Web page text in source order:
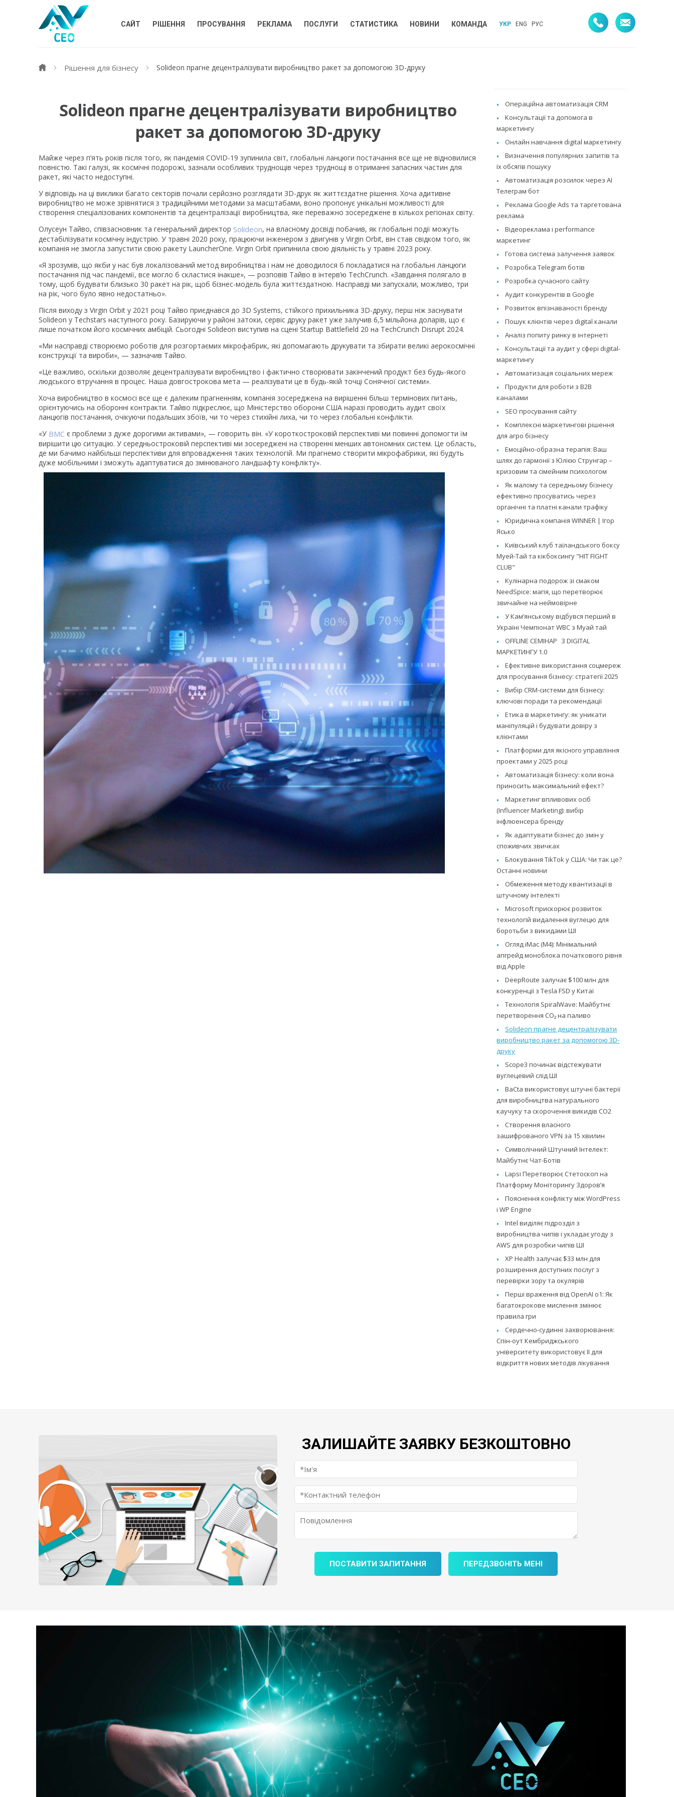
САЙТ РІШЕННЯ ПРОСУВАННЯ РЕКЛАМА ПОСЛУГИ СТАТИСТИКА НОВИНИ КОМАНДА УКР ENG РУС
Рішення для бізнесу Solideon прагне децентралізувати виробництво ракет за допомогою 3D-друку
Solideon прагне децентралізувати виробництво
ракет за допомогою 3D-друку
Майже через п’ять років після того, як пандемія COVID-19 зупинила світ, глобальні ланцюги постачання все ще не відновилися
повністю. Такі галузі, як космічні подорожі, зазнали особливих труднощів через труднощі в отриманні запасних частин для
ракет, які часто недоступні.
У відповідь на ці виклики багато секторів почали серйозно розглядати 3D-друк як життєздатне рішення. Хоча адитивне
виробництво не може зрівнятися з традиційними методами за масштабами, воно пропонує унікальні можливості для
створення спеціалізованих компонентів та децентралізації виробництва, яке переважно зосереджене в кількох регіонах світу.
Олусеун Тайво, співзасновник та генеральний директор Solideon, на власному досвіді побачив, як глобальні події можуть
дестабілізувати космічну індустрію. У травні 2020 року, працюючи інженером з двигунів у Virgin Orbit, він став свідком того, як
компанія не змогла запустити свою ракету LauncherOne. Virgin Orbit припинила свою діяльність у травні 2023 року.
«Я зрозумів, що якби у нас був локалізований метод виробництва і нам не доводилося б покладатися на глобальні ланцюги
постачання під час пандемії, все могло б скластися інакше», — розповів Тайво в інтерв’ю TechCrunch. «Завдання полягало в
тому, щоб будувати близько 30 ракет на рік, щоб бізнес-модель була життєздатною. Насправді ми запускали, можливо, три
на рік, чого було явно недостатньо».
Після виходу з Virgin Orbit у 2021 році Тайво приєднався до 3D Systems, стійкого прихильника 3D-друку, перш ніж заснувати
Solideon у Techstars наступного року. Базируючи у районі затоки, сервіс друку ракет уже залучив 6,5 мільйона доларів, що є
лише початком його космічних амбіцій. Сьогодні Solideon виступив на сцені Startup Battlefield 20 на TechCrunch Disrupt 2024.
«Ми насправді створюємо роботів для розгортаємих мікрофабрик, які допомагають друкувати та збирати великі аерокосмічні
конструкції та вироби», — зазначив Тайво.
«Це важливо, оскільки дозволяє децентралізувати виробництво і фактично створювати закінчений продукт без будь-якого
людського втручання в процес. Наша довгострокова мета — реалізувати це в будь-якій точці Сонячної системи».
Хоча виробництво в космосі все ще є далеким прагненням, компанія зосереджена на вирішенні більш термінових питань,
орієнтуючись на оборонні контракти. Тайво підкреслює, що Міністерство оборони США наразі проводить аудит своїх
ланцюгів постачання, очікуючи подальших збоїв, чи то через стихійні лиха, чи то через глобальні конфлікти.
«У ВМС є проблеми з дуже дорогими активами», — говорить він. «У короткостроковій перспективі ми повинні допомогти їм
вирішити цю ситуацію. У середньостроковій перспективі ми зосереджені на створенні менших автономних систем. Це область,
де ми бачимо найбільші перспективи для впровадження таких технологій. Ми прагнемо створити мікрофабрики, які будуть
дуже мобільними і зможуть адаптуватися до змінюваного ландшафту конфлікту».
Операційна автоматизація CRM
Консультації та допомога в
маркетингу
Онлайн навчання digital маркетингу
Визначення популярних запитів та
їх обсягів пошуку
Автоматизація розсилок через AI
Телеграм бот
Реклама Google Ads та таргетована
реклама
Відеореклама і performance
маркетинг
Готова система залучення заявок
Розробка Telegram ботів
Розробка сучасного сайту
Аудит конкурентів в Google
Розвиток впізнаваності бренду
Пошук клієнтів через digital канали
Аналіз попиту ринку в інтернеті
Консультації та аудит у сфері digital-
маркетингу
Автоматизація соціальних мереж
Продукти для роботи з B2B
каналами
SEO просування сайту
Комплексні маркетингові рішення
для агро бізнесу
Емоційно-образна терапія: Ваш
шлях до гармонії з Юлією Струнгар –
кризовим та сімейним психологом
Як малому та середньому бізнесу
ефективно просуватись через
органічні та платні канали трафіку
Юридична компанія WINNER | Ігор
Ясько
Київський клуб таїландського боксу
Муей-Тай та кікбоксингу "HIT FIGHT
CLUB"
Кулінарна подорож зі смаком
NeedSpice: магія, що перетворює
звичайне на неймовірне
У Камʼянському відбувся перший в
Україні Чемпіонат WBC з Муай тай
OFFLINE СЕМІНАР З DIGITAL
МАРКЕТИНГУ 1.0
Ефективне використання соцмереж
для просування бізнесу: стратегії 2025
Вибір CRM-системи для бізнесу:
ключові поради та рекомендації
Етика в маркетингу: як уникати
маніпуляцій і будувати довіру з
клієнтами
Платформи для якісного управління
проектами у 2025 році
Автоматизація бізнесу: коли вона
приносить максимальний ефект?
Маркетинг впливових осіб
(Influencer Marketing): вибір
інфлюенсера бренду
Як адаптувати бізнес до змін у
споживчих звичках
Блокування TikTok у США: Чи так це?
Останні новини
Обмеження методу квантизації в
штучному інтелекті
Microsoft прискорює розвиток
технологій видалення вуглецю для
боротьби з викидами ШІ
Огляд iMac (M4): Мінімальний
апгрейд моноблока початкового рівня
від Apple
DeepRoute залучає $100 млн для
конкуренції з Tesla FSD у Китаї
Технологія SpiralWave: Майбутнє
перетворення CO₂ на паливо
Solideon прагне децентралізувати
виробництво ракет за допомогою 3D-
друку
Scope3 починає відстежувати
вуглецевий слід ШІ
BaCta використовує штучні бактерії
для виробництва натурального
каучуку та скорочення викидів CO2
Створення власного
зашифрованого VPN за 15 хвилин
Символічний Штучний Інтелект:
Майбутнє Чат-Ботів
Lapsi Перетворює Стетоскоп на
Платформу Моніторингу Здоров’я
Пояснення конфлікту між WordPress
і WP Engine
Intel виділяє підрозділ з
виробництва чипів і укладає угоду з
AWS для розробки чипів ШІ
XP Health залучає $33 млн для
розширення доступних послуг з
перевірки зору та окулярів
Перші враження від OpenAI o1: Як
багатокрокове мислення змінює
правила гри
Сердечно-судинні захворювання:
Спін-оут Кембриджського
університету використовує ІІ для
відкриття нових методів лікування
ЗАЛИШАЙТЕ ЗАЯВКУ БЕЗКОШТОВНО
ПОСТАВИТИ ЗАПИТАННЯ ПЕРЕДЗВОНІТЬ МЕНІ